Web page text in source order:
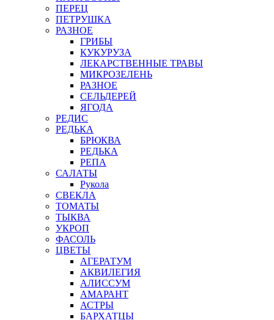
ПЕРЕЦ
ПЕТРУШКА
РАЗНОЕ
ГРИБЫ
КУКУРУЗА
ЛЕКАРСТВЕННЫЕ ТРАВЫ
МИКРОЗЕЛЕНЬ
РАЗНОЕ
СЕЛЬДЕРЕЙ
ЯГОДА
РЕДИС
РЕДЬКА
БРЮКВА
РЕДЬКА
РЕПА
САЛАТЫ
Рукола
СВЕКЛА
ТОМАТЫ
ТЫКВА
УКРОП
ФАСОЛЬ
ЦВЕТЫ
АГЕРАТУМ
АКВИЛЕГИЯ
АЛИССУМ
АМАРАНТ
АСТРЫ
БАРХАТЦЫ